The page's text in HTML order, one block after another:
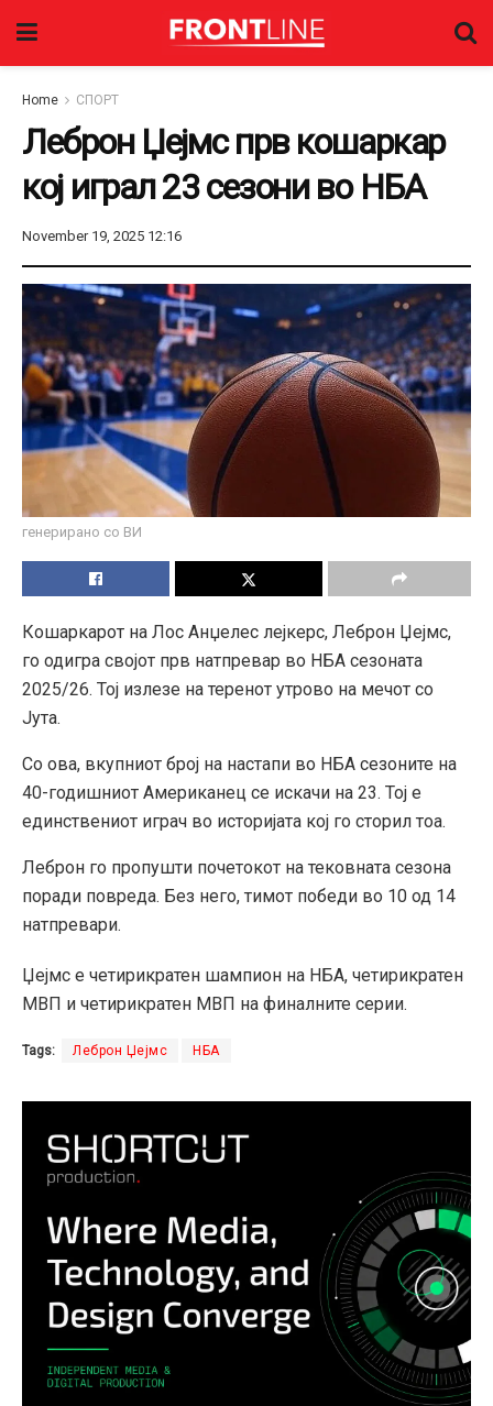
Home СПОРТ
Леброн Џејмс прв кошаркар
кој играл 23 сезони во НБА
November 19, 2025 12:16
генерирано со ВИ
Кошаркарот на Лос Анџелес лејкерс, Леброн Џејмс,
го одигра својот прв натпревар во НБА сезоната
2025/26. Тој излезе на теренот утрово на мечот со
Јута.
Со ова, вкупниот број на настапи во НБА сезоните на
40-годишниот Американец се искачи на 23. Тој е
единствениот играч во историјата кој го сторил тоа.
Леброн го пропушти почетокот на тековната сезона
поради повреда. Без него, тимот победи во 10 од 14
натпревари.
Џејмс е четирикратен шампион на НБА, четирикратен
МВП и четирикратен МВП на финалните серии.
Tags: Леброн Џејмс НБА